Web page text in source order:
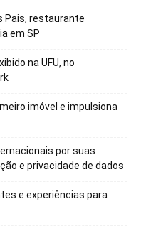
Pais, restaurante
em SP
na UFU, no
imóvel e impulsiona
por suas
e privacidade de dados
e experiências para